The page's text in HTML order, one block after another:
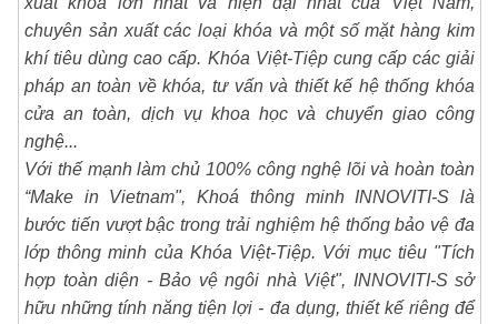
chuyên sản xuất các loại khóa và một số mặt hàng kim
khí tiêu dùng cao cấp. Khóa Việt-Tiệp cung cấp các giải
pháp an toàn về khóa, tư vấn và thiết kế hệ thống khóa
cửa an toàn, dịch vụ khoa học và chuyển giao công
nghệ...
Với thế mạnh làm chủ 100% công nghệ lõi và hoàn toàn
“Make in Vietnam", Khoá thông minh INNOVITI-S là
bước tiến vượt bậc trong trải nghiệm hệ thống bảo vệ đa
lớp thông minh của Khóa Việt-Tiệp. Với mục tiêu "Tích
hợp toàn diện - Bảo vệ ngôi nhà Việt", INNOVITI-S sở
hữu những tính năng tiện lợi - đa dụng, thiết kế riêng để